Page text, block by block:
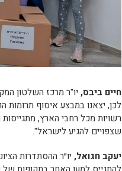
חיים ביבס, יו"ר מרכז השלטון
לכן, יצאנו במבצע איסוף תרומות
רשויות מכל רחבי הארץ,
שצפויים להגיע לישראל".
יעקב חגואל, יו״ר ההסתדרות